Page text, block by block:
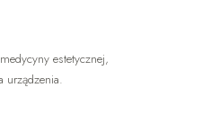
estetycznej,
urządzenia.